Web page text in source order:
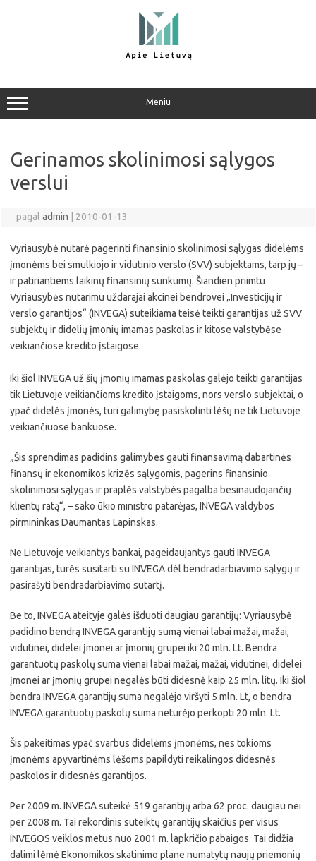
Meniu
Gerinamos skolinimosi sąlygos
verslui
pagal admin 2010-01-13
Vyriausybė nutarė pagerinti finansinio skolinimosi sąlygas didelėms
įmonėms bei smulkiojo ir vidutinio verslo (SVV) subjektams, tarp jų –
ir patiriantiems laikinų finansinių sunkumų. Šiandien priimtu
Vyriausybės nutarimu uždarajai akcinei bendrovei „Investicijų ir
verslo garantijos“ (INVEGA) suteikiama teisė teikti garantijas už SVV
subjektų ir didelių įmonių imamas paskolas ir kitose valstybėse
veikiančiose kredito įstaigose.
Iki šiol INVEGA už šių įmonių imamas paskolas galėjo teikti garantijas
tik Lietuvoje veikiančioms kredito įstaigoms, nors verslo subjektai, o
ypač didelės įmonės, turi galimybę pasiskolinti lėšų ne tik Lietuvoje
veikiančiuose bankuose.
„Šis sprendimas padidins galimybes gauti finansavimą dabartinės
finansų ir ekonomikos krizės sąlygomis, pagerins finansinio
skolinimosi sąlygas ir praplės valstybės pagalba besinaudojančių
klientų ratą“, – sako ūkio ministro patarėjas, INVEGA valdybos
pirmininkas Daumantas Lapinskas.
Ne Lietuvoje veikiantys bankai, pageidaujantys gauti INVEGA
garantijas, turės susitarti su INVEGA dėl bendradarbiavimo sąlygų ir
pasirašyti bendradarbiavimo sutartį.
Be to, INVEGA ateityje galės išduoti daugiau garantijų: Vyriausybė
padidino bendrą INVEGA garantijų sumą vienai labai mažai, mažai,
vidutinei, didelei įmonei ar įmonių grupei iki 20 mln. Lt. Bendra
garantuotų paskolų suma vienai labai mažai, mažai, vidutinei, didelei
įmonei ar įmonių grupei negalės būti didesnė kaip 25 mln. litų. Iki šiol
bendra INVEGA garantijų suma negalėjo viršyti 5 mln. Lt, o bendra
INVEGA garantuotų paskolų suma neturėjo perkopti 20 mln. Lt.
Šis pakeitimas ypač svarbus didelėms įmonėms, nes tokioms
įmonėms apyvartinėms lėšoms papildyti reikalingos didesnės
paskolos ir didesnės garantijos.
Per 2009 m. INVEGA suteikė 519 garantijų arba 62 proc. daugiau nei
per 2008 m. Tai rekordinis suteiktų garantijų skaičius per visus
INVEGOS veiklos metus nuo 2001 m. lapkričio pabaigos. Tai didžia
dalimi lėmė Ekonomikos skatinimo plane numatytų naujų priemonių